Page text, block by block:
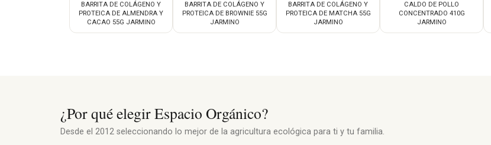
BARRITA DE COLÁGENO Y
PROTEICA DE ALMENDRA Y
CACAO 55G JARMINO
BARRITA DE COLÁGENO Y
PROTEICA DE BROWNIE 55G
JARMINO
BARRITA DE COLÁGENO Y
PROTEICA DE MATCHA 55G
JARMINO
CALDO DE POLLO
CONCENTRADO 410G
JARMINO
¿Por qué elegir Espacio Orgánico?
Desde el 2012 seleccionando lo mejor de la agricultura ecológica para ti y tu familia.